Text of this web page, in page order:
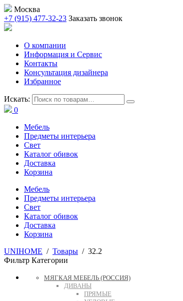
Москва
+7 (915) 477-32-23 Заказать звонок
О компании
Информация и Сервис
Контакты
Консультация дизайнера
Избранное
Искать:
0
Мебель
Предметы интерьера
Свет
Каталог обивок
Доставка
Корзина
Мебель
Предметы интерьера
Свет
Каталог обивок
Доставка
Корзина
UNIHOME / Товары / 32.2
Фильтр Категории
МЯГКАЯ МЕБЕЛЬ (РОССИЯ)
ДИВАНЫ
ПРЯМЫЕ